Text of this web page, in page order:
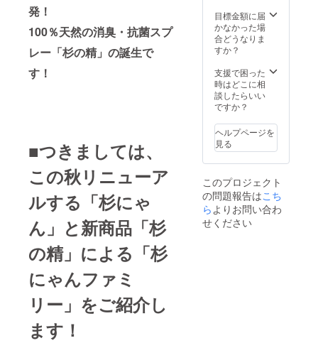
発！
100％天然の消臭・抗菌スプ
レー「杉の精」の誕生で
す！
■つきましては、
この秋リニューア
ルする「杉にゃ
ん」と新商品「杉
の精」による「杉
にゃんファミ
リー」をご紹介し
ます！
荷時期
が前後
する場
す。
ことが
できま
す。杉
の方
や、子
猫さ
ん、砂
の弱い
猫さん
におす
すめで
ご注文
状況、
製造状
況の都
合等に
まりま
せん、
トイレ
どんな
トイレ
でも幅
広くお
ただけ
ます。
他の猫
砂には
杉にゃ
んだけ
の揮発
性有効
成分の
目標金額に届
かなかった場
合どうなりま
すか？
支援で困った
時はどこに相
談したらいい
ですか？
ヘルプページを
見る
このプロジェクト
の問題報告はこち
らよりお問い合わ
せください